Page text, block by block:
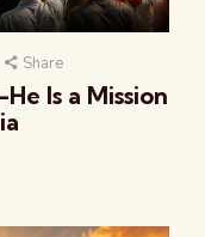
Share
Is a Mission